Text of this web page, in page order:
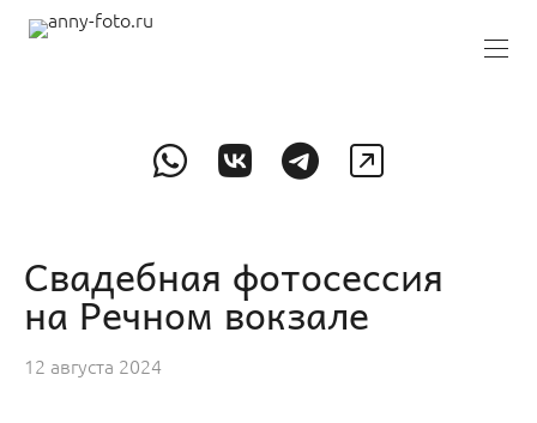
Свадебная фотосессия
на Речном вокзале
12 августа 2024